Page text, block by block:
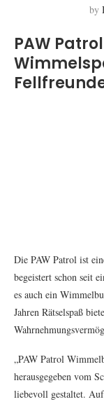
by
PAW
Die PAW Patrol ist
begeistert schon seit
es auch ein
Jahren Rätselspaß
„PAW Patrol
herausgegeben vom
liebevoll gestaltet.